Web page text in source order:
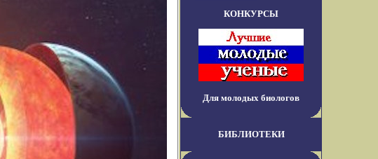
КОНКУРСЫ
Для молодых биологов
БИБЛИОТЕКИ